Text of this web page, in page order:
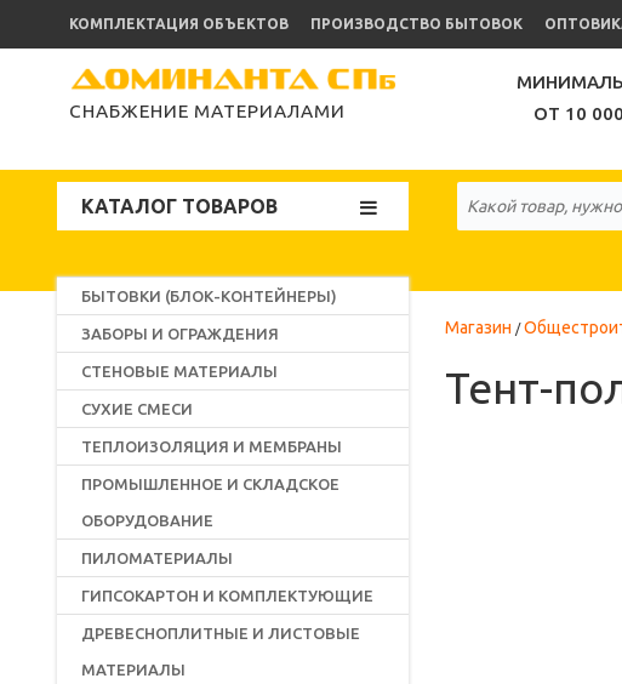
КОМПЛЕКТАЦИЯ ОБЪЕКТОВ ПРОИЗВОДСТВО БЫТОВОК
СНАБЖЕНИЕ МАТЕРИАЛАМИ
ОТ 10
КАТАЛОГ ТОВАРОВ
БЫТОВКИ (БЛОК-КОНТЕЙНЕРЫ)
ЗАБОРЫ И ОГРАЖДЕНИЯ
СТЕНОВЫЕ МАТЕРИАЛЫ
СУХИЕ СМЕСИ
ТЕПЛОИЗОЛЯЦИЯ И МЕМБРАНЫ
ПРОМЫШЛЕННОЕ И СКЛАДСКОЕ
ОБОРУДОВАНИЕ
ПИЛОМАТЕРИАЛЫ
ГИПСОКАРТОН И КОМПЛЕКТУЮЩИЕ
ДРЕВЕСНОПЛИТНЫЕ И ЛИСТОВЫЕ
МАТЕРИАЛЫ
Магазин
Тент-